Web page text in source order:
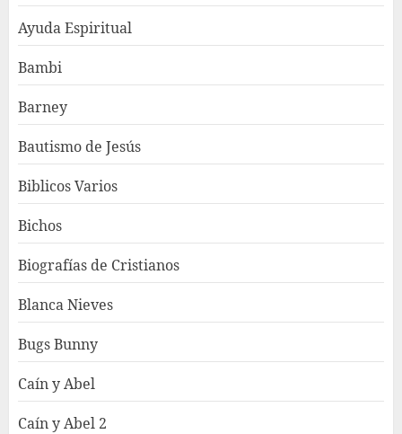
Ayuda Espiritual
Bambi
Barney
Bautismo de Jesús
Biblicos Varios
Bichos
Biografías de Cristianos
Blanca Nieves
Bugs Bunny
Caín y Abel
Caín y Abel 2